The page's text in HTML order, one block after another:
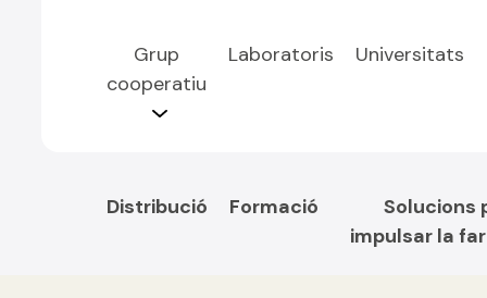
Grup
cooperatiu
Laboratoris Universitats
Distribució Formació
Solucions
impulsar la